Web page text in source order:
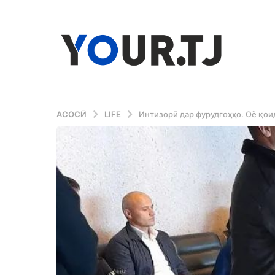
АСОСӢ LIFE Интизорӣ дар фурудгоҳҳо. Оё